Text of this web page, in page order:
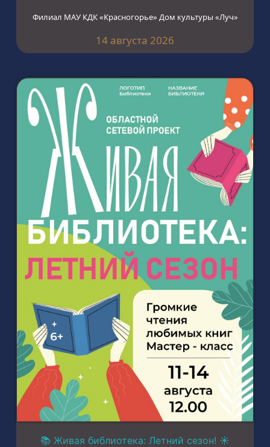
Филиал МАУ КДК «Красногорье» Дом культуры «Луч»
14 августа 2026
📚 Живая библиотека: Летний сезон! ☀️